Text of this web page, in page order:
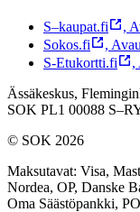
S–kaupat.fi ,
Sokos.fi
,
S-Etukortti.fi
,
Ässäkeskus,
SOK PL1 00088
© SOK 2026
Maksutavat: Visa,
Nordea, OP, Danske
Oma Säästöpankki,